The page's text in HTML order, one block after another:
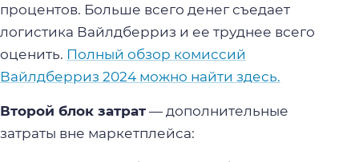
процентов. Больше всего денег съедает
логистика Вайлдберриз и ее труднее всего
оценить. Полный обзор комиссий
Вайлдберриз 2024 можно найти здесь.
Второй блок затрат — дополнительные
затраты вне маркетплейса: